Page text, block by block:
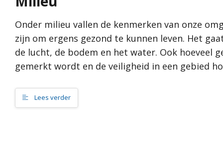
Samenvattingskaart
Proces
Hoe werkt de website?
Rol van de gemeente
Samen
Levendige
Onze
Onder milieu vallen de kenmerken van onze
zijn om ergens gezond te kunnen leven. Het
de lucht, de bodem en het water. Ook hoeveel
gemerkt wordt en de veiligheid in een gebied
Lees verder